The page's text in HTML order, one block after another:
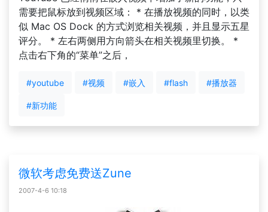
需要把鼠标放到视频区域： * 在播放视频的同时，以类
似 Mac OS Dock 的方式浏览相关视频，并且显示五星
评分。 * 左右两侧用方向箭头在相关视频里切换。 *
点击右下角的“菜单”之后，
#youtube #视频 #嵌入 #flash #播放器
#新功能
微软考虑免费送Zune
2007-4-6 10:18